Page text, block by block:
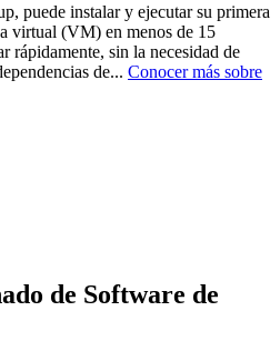
puede instalar y ejecutar su primera
virtual (VM) en menos de 15
rápidamente, sin la necesidad de
de... Conocer más sobre
de Software de